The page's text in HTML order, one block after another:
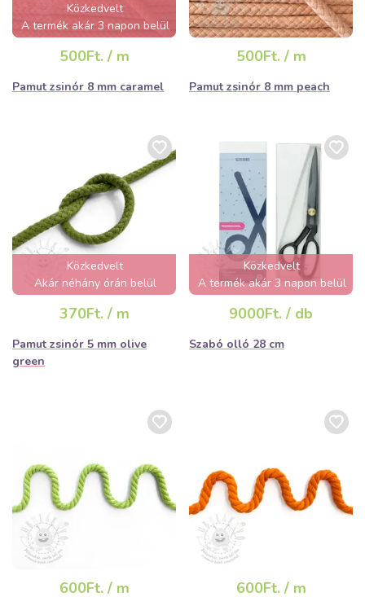
Közkedvelt
A termék akár 3 napon belül
500Ft. / m
Pamut zsinór 8 mm caramel
500Ft. / m
Pamut zsinór 8 mm peach
Közkedvelt
Akár néhány órán belül
370Ft. / m
Pamut zsinór 5 mm olive
green
Közkedvelt
A termék akár 3 napon belül
9000Ft. / db
Szabó olló 28 cm
600Ft. / m 600Ft. / m